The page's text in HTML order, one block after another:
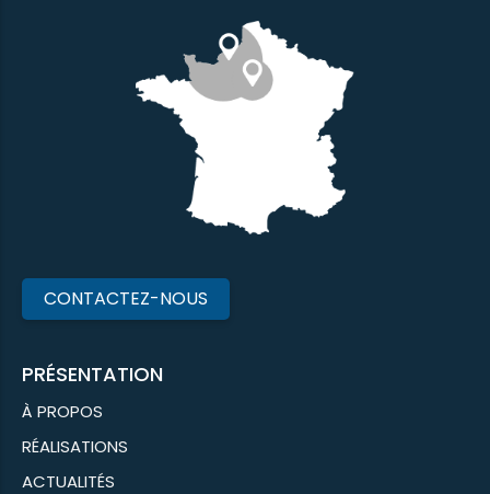
CONTACTEZ-NOUS
PRÉSENTATION
À PROPOS
RÉALISATIONS
ACTUALITÉS